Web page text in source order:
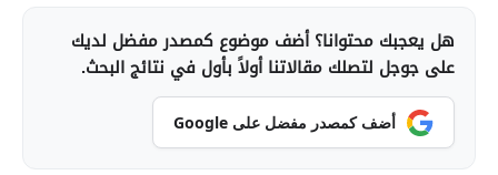
هل يعجبك محتوانا؟ أضف موضوع كمصدر مفضل لديك
على جوجل لتصلك مقالاتنا أولاً بأول في نتائج البحث.
أضف كمصدر مفضل على Google